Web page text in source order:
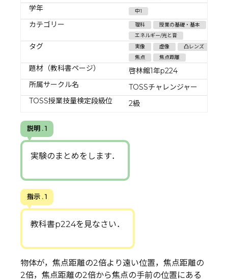
学年 中1
カテゴリー 理科
授業の基礎・基本
エネルギー/光と音
タグ 実像 虚像
凸レンズ
焦点
焦点距離
題材（教科書ページ）
啓林館1年p224
所属サークル名
TOSSチャレンジャー
TOSS授業技量検定段級位
2級
説明 . 1
実験のまとめをします．
指示 . 1
教科書p224を見なさい．
物体が，焦点距離の2倍より遠い位置，焦点距離の
2倍，焦点距離の2倍から焦点の手前の位置にある